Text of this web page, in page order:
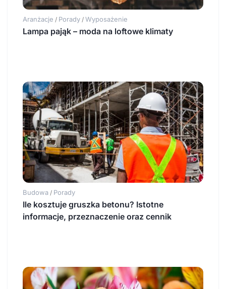
Aranżacje / Porady / Wyposażenie
Lampa pająk – moda na loftowe klimaty
Budowa / Porady
Ile kosztuje gruszka betonu? Istotne
informacje, przeznaczenie oraz cennik